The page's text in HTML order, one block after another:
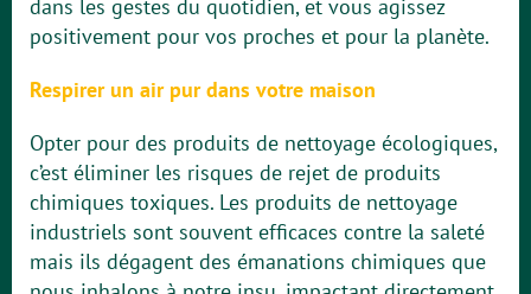
dans les gestes du quotidien, et vous agissez
positivement pour vos proches et pour la planète.
Respirer un air pur dans votre maison
Opter pour des produits de nettoyage écologiques,
c’est éliminer les risques de rejet de produits
chimiques toxiques. Les produits de nettoyage
industriels sont souvent efficaces contre la saleté
mais ils dégagent des émanations chimiques que